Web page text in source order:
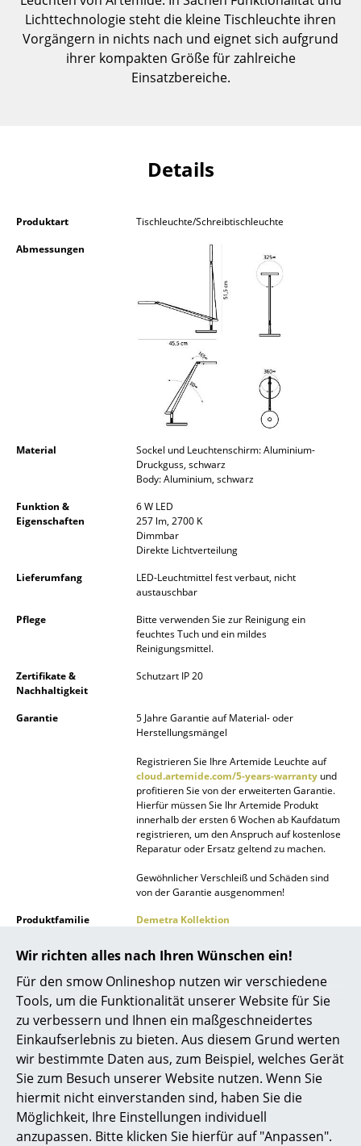
Wir richten alles nach Ihren Wünschen ein!
Für den smow Onlineshop nutzen wir verschiedene
Tools, um die Funktionalität unserer Website für Sie
zu verbessern und Ihnen ein maßgeschneidertes
Einkaufserlebnis zu bieten. Aus diesem Grund werten
wir bestimmte Daten aus, zum Beispiel, welches Gerät
Sie zum Besuch unserer Website nutzen. Wenn Sie
hiermit nicht einverstanden sind, haben Sie die
Möglichkeit, Ihre Einstellungen individuell
anzupassen. Bitte klicken Sie hierfür auf "Anpassen".
Gartentische
Servierwagen
Wandregale
Beistell- & Rollcontainer
... alle Aufbewahrungsmöbel
Hängeleuchten & Deckenleuchten
Schreibtischleuchten
Stehleuchten & Leseleuchten
Outdoor-Leuchten
Kinderbetten
Nachttische & Bettzubehör
... alle Betten
Accessoires
Uhren
Lichttechnologie steht die kleine Tischleuchte ihren
Vorgängern in nichts nach und eignet sich aufgrund
ihrer kompakten Größe für zahlreiche
Einsatzbereiche.
Details
Produktart
Tischleuchte/Schreibtischleuchte
Abmessungen
Material
Sockel und Leuchtenschirm: Aluminium-
Druckguss, schwarz
Body: Aluminium, schwarz
Funktion &
Eigenschaften
6 W LED
257 lm, 2700 K
Dimmbar
Direkte Lichtverteilung
Lieferumfang
LED-Leuchtmittel fest verbaut, nicht
austauschbar
Pflege
Bitte verwenden Sie zur Reinigung ein
feuchtes Tuch und ein mildes
Reinigungsmittel.
Zertifikate &
Nachhaltigkeit
Schutzart IP 20
Garantie
5 Jahre Garantie auf Material- oder
Herstellungsmängel
Registrieren Sie Ihre Artemide Leuchte auf
cloud.artemide.com/5-years-warranty und
profitieren Sie von der erweiterten Garantie.
Hierfür müssen Sie Ihr Artemide Produkt
innerhalb der ersten 6 Wochen ab Kaufdatum
registrieren, um den Anspruch auf kostenlose
Reparatur oder Ersatz geltend zu machen.
Gewöhnlicher Verschleiß und Schäden sind
von der Garantie ausgenommen!
Produktfamilie
Demetra Kollektion
Produktdatenblatt
Bitte klicken Sie auf das Bild, um detaillierte
Informationen zu erhalten (ca. 0,1 MB).